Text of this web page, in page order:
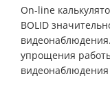
On-line
BOLID
упрощения